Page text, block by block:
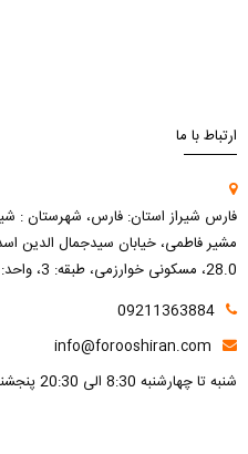
ارتباط با ما
فارس شیراز استان: فارس، شهرستان :
28.0، مسکونی خوارزمی، طبقه: 3، واحد: 302،
09211363884
info@forooshiran.com
شنبه تا چهارشنبه 8:30 الی 20:30 پنجشنبه 8:30 الی 12:30